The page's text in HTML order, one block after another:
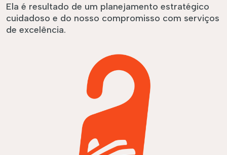
Roteiros
Ela é resultado de um planejamento estratégico
cuidadoso e do nosso compromisso com serviços
de excelência.